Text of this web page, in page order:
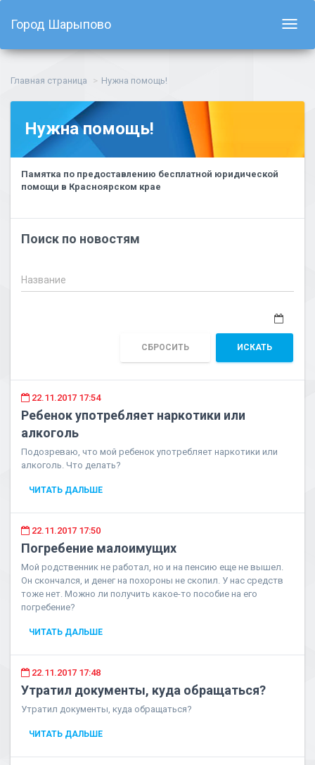
Город Шарыпово
Главная страница Нужна помощь!
Нужна помощь!
Памятка по предоставлению бесплатной юридической
помощи в Красноярском крае
Поиск по новостям
Название
СБРОСИТЬ ИСКАТЬ
22.11.2017 17:54
Pебенок употребляет наркотики или
алкоголь
Подозреваю, что мой ребенок употребляет наркотики или
алкоголь. Что делать?
ЧИТАТЬ ДАЛЬШЕ
22.11.2017 17:50
Погребение малоимущих
Мой родственник не работал, но и на пенсию еще не вышел.
Он скончался, и денег на похороны не скопил. У нас средств
тоже нет. Можно ли получить какое-то пособие на его
погребение?
ЧИТАТЬ ДАЛЬШЕ
22.11.2017 17:48
Утратил документы, куда обращаться?
Утратил документы, куда обращаться?
ЧИТАТЬ ДАЛЬШЕ